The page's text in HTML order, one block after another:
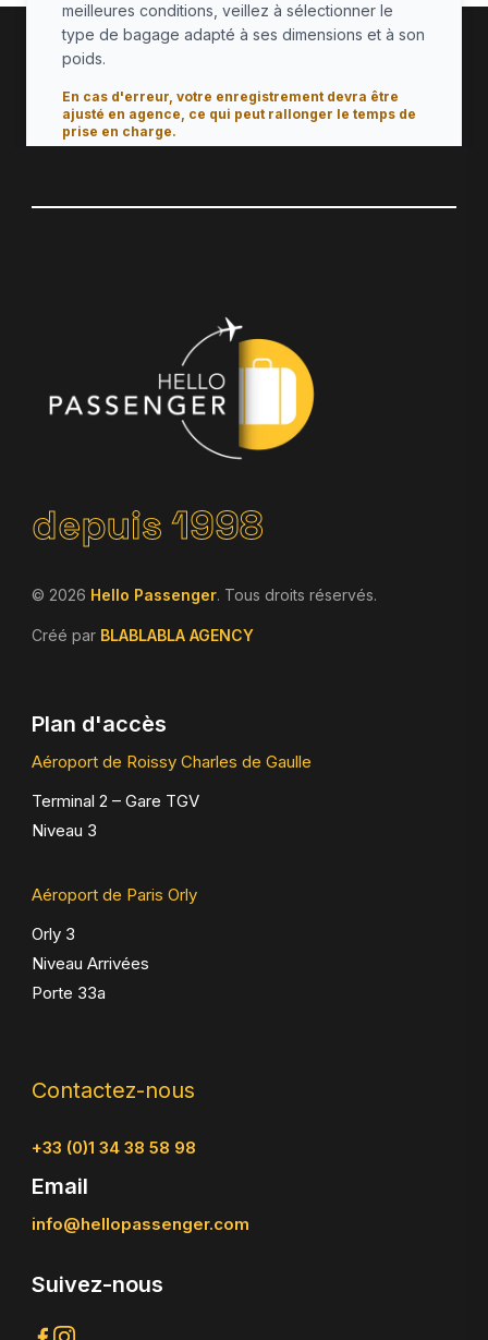
meilleures conditions, veillez à sélectionner le
type de bagage adapté à ses dimensions et à son
poids.
En cas d'erreur, votre enregistrement devra être
ajusté en agence, ce qui peut rallonger le temps de
prise en charge.
Vous voyagez en groupe ?
depuis 1998
© 2026 Hello Passenger. Tous droits réservés.
Créé par BLABLABLA AGENCY
Plan d'accès
Aéroport de Roissy Charles de Gaulle
Terminal 2 – Gare TGV
Niveau 3
Aéroport de Paris Orly
Orly 3
Niveau Arrivées
Porte 33a
Contactez-nous
+33 (0)1 34 38 58 98
Email
info@hellopassenger.com
Suivez-nous